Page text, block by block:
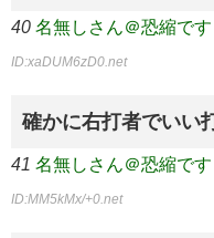
40 名無しさん＠恐縮です
ID:xaDUM6zD0.net
確かに右打者でいい
41 名無しさん＠恐縮です
ID:MM5kMx/+0.net